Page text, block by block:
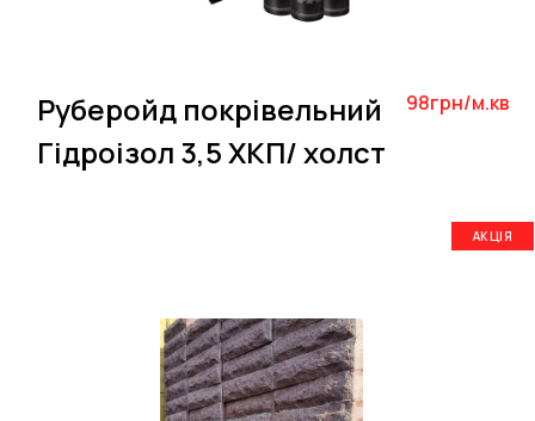
Руберойд покрівельний
Гідроізол 3,5 ХКП/ холст
98грн/м.кв
АКЦІЯ